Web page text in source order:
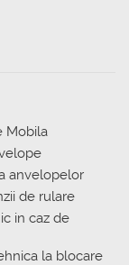
Mobila
anvelopelor
de rulare
in caz de
la blocare